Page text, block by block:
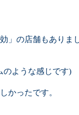
」の店舗もありまし
のような感じです)
かったです。